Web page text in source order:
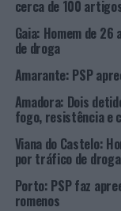
PRÓXIMO
Oeiras: Quatro
NÃO PERCA
Torres Vedras e
de produto
cerca de 100
Gaia: Homem de
de droga
Amarante: PSP
Amadora: Dois
fogo, resistência e
Viana do Castelo:
por tráfico de
Porto: PSP faz
romenos